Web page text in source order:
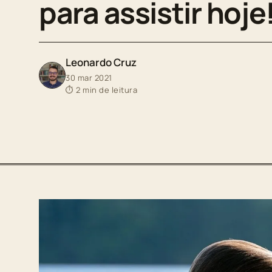
para assistir
Leonardo Cruz
30 mar 2021
⏱ 2 min de leitura